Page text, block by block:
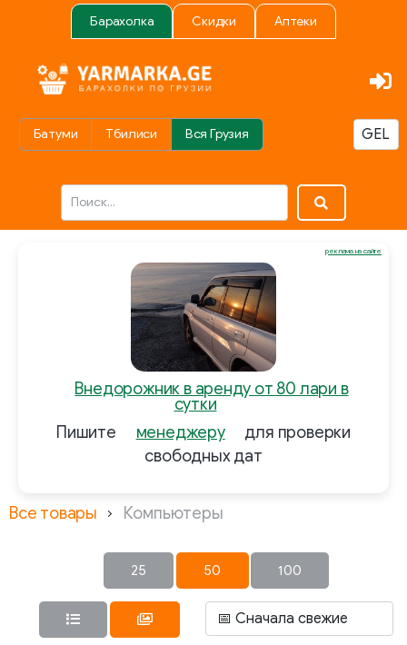
Барахолка Скидки Аптеки
Батуми Тбилиси Вся Грузия
Внедорожник в аренду от 80 лари в
сутки
Пишите
менеджеру
для проверки
свободных дат
реклама на сайте
Все товары Компьютеры
25 50 100